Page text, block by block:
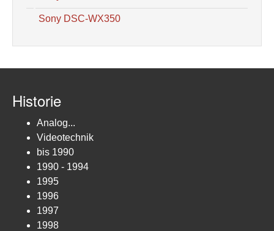
Sony DSC-WX350
Historie
Analog...
Videotechnik
bis 1990
1990 - 1994
1995
1996
1997
1998